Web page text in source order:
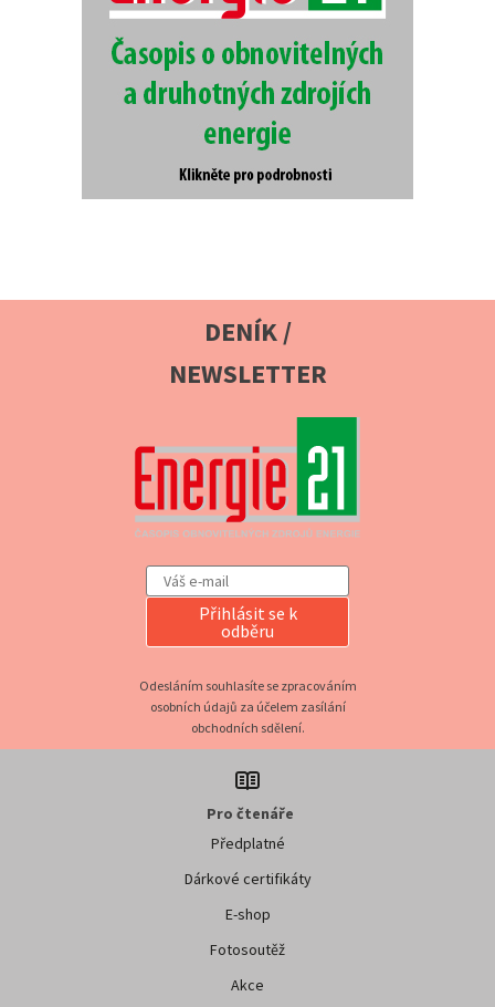
DENÍK /
NEWSLETTER
Přihlásit se k
odběru
Odesláním souhlasíte se zpracováním
osobních údajů za účelem zasílání
obchodních sdělení.
Pro čtenáře
Předplatné
Dárkové certifikáty
E-shop
Fotosoutěž
Akce